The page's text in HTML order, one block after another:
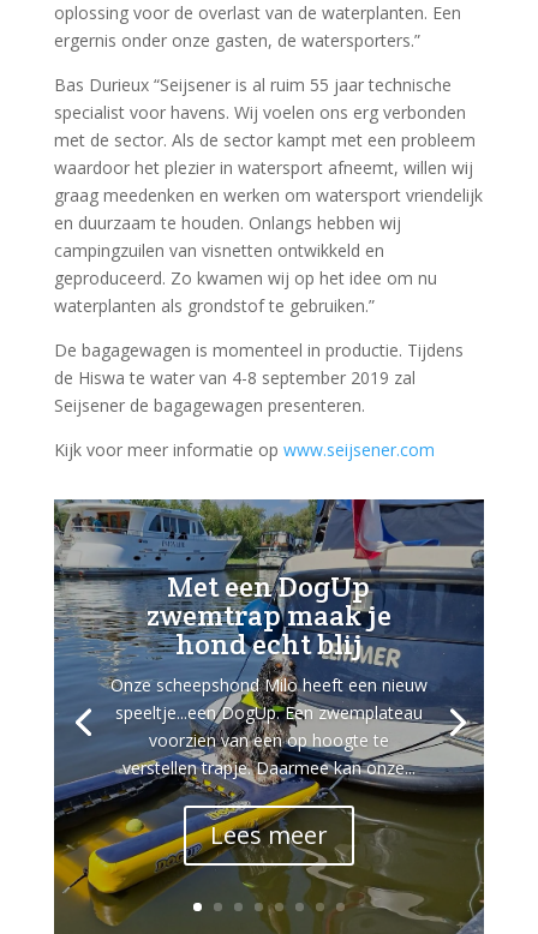
oplossing voor de overlast van de waterplanten. Een
ergernis onder onze gasten, de watersporters.”
Bas Durieux “Seijsener is al ruim 55 jaar technische
specialist voor havens. Wij voelen ons erg verbonden
met de sector. Als de sector kampt met een probleem
waardoor het plezier in watersport afneemt, willen wij
graag meedenken en werken om watersport vriendelijk
en duurzaam te houden. Onlangs hebben wij
campingzuilen van visnetten ontwikkeld en
geproduceerd. Zo kwamen wij op het idee om nu
waterplanten als grondstof te gebruiken.”
De bagagewagen is momenteel in productie. Tijdens
de Hiswa te water van 4-8 september 2019 zal
Seijsener de bagagewagen presenteren.
Kijk voor meer informatie op www.seijsener.com
Met een DogUp
zwemtrap maak je
hond echt blij
Onze scheepshond Milo heeft een nieuw
speeltje...een DogUp. Een zwemplateau
voorzien van een op hoogte te
verstellen trapje. Daarmee kan onze...
Lees meer